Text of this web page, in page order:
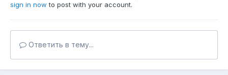
sign in now to post with your account.
Ответить в тему...